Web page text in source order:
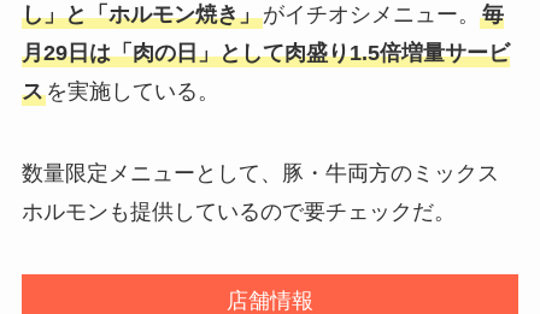
し」と「ホルモン焼き」がイチオシメニュー。 毎
月29日は「肉の日」として肉盛り1.5倍増量サービ
スを実施している。
数量限定メニューとして、豚・牛両方のミックス
ホルモンも提供しているので要チェックだ。
店舗情報